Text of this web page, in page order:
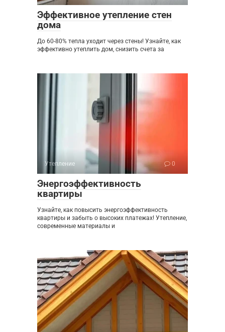
Эффективное утепление стен
дома
До 60-80% тепла уходит через стены! Узнайте, как
эффективно утеплить дом, снизить счета за
Утепление 0
Энергоэффективность
квартиры
Узнайте, как повысить энергоэффективность
квартиры и забыть о высоких платежах! Утепление,
современные материалы и